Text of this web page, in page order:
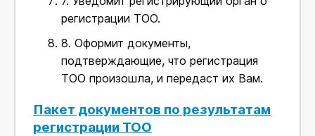
регистрации ТОО.
8. Оформит документы,
подтверждающие, что регистрация
ТОО произошла, и передаст их Вам.
Пакет документов по результатам
регистрации ТОО